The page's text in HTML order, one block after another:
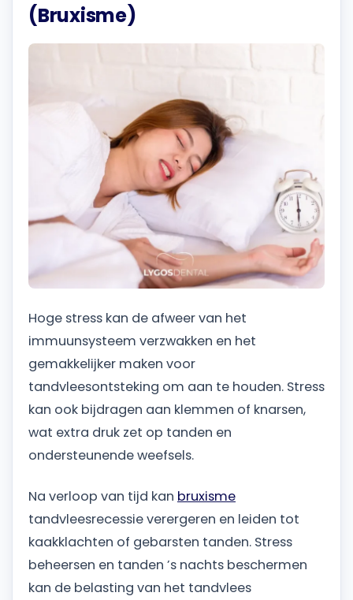
(Bruxisme)
Hoge stress kan de afweer van het
immuunsysteem verzwakken en het
gemakkelijker maken voor
tandvleesontsteking om aan te houden. Stress
kan ook bijdragen aan klemmen of knarsen,
wat extra druk zet op tanden en
ondersteunende weefsels.
Na verloop van tijd kan bruxisme
tandvleesrecessie verergeren en leiden tot
kaakklachten of gebarsten tanden. Stress
beheersen en tanden ’s nachts beschermen
kan de belasting van het tandvlees